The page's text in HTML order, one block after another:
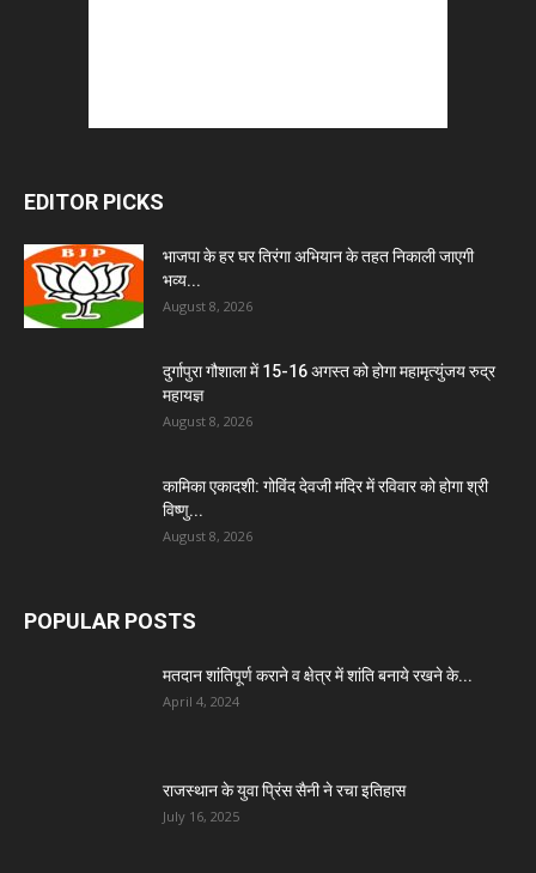
EDITOR PICKS
भाजपा के हर घर तिरंगा अभियान के तहत निकाली जाएगी
भव्य...
August 8, 2026
दुर्गापुरा गौशाला में 15-16 अगस्त को होगा महामृत्युंजय रुद्र
महायज्ञ
August 8, 2026
कामिका एकादशी: गोविंद देवजी मंदिर में रविवार को होगा श्री
विष्णु...
August 8, 2026
POPULAR POSTS
मतदान शांतिपूर्ण कराने व क्षेत्र में शांति बनाये रखने के...
April 4, 2024
राजस्थान के युवा प्रिंस सैनी ने रचा इतिहास
July 16, 2025